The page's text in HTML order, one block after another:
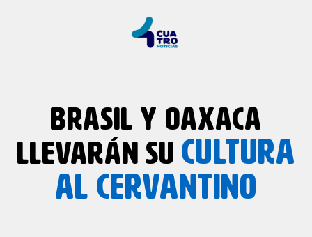
BRASIL Y OAXACA
LLEVARÁN SU CULTURA
AL CERVANTINO